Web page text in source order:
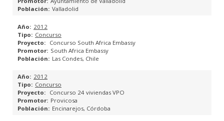
PLANES GENERALES DE ORDENACIÓN URBANA
PLANES PARCIALES
PLANES ESPECIALES
ESTUDIOS DE DETALLE
Valladolid
2012
Concurso
Concurso South Africa Embassy
South Africa Embassy
Las Condes, Chile
2012
Concurso
Concurso 24 viviendas VPO
Provicosa
Encinarejos, Córdoba